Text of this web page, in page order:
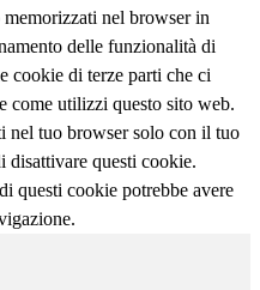
nel browser in
delle funzionalità di
cookie di terze parti che ci
come utilizzi questo sito web.
nel tuo browser solo con il tuo
disattivare questi cookie.
questi cookie potrebbe avere